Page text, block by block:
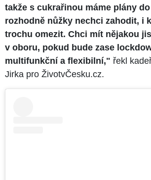
takže s cukrařinou máme plány
rozhodně nůžky nechci zahodit, i
trochu omezit. Chci mít nějakou
v oboru, pokud bude zase
multifunkční a flexibilní," řekl
Jirka pro ŽivotvČesku.cz.